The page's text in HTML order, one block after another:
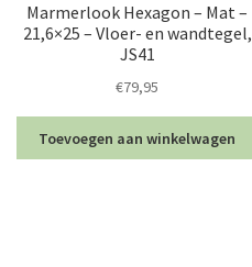
Marmerlook Hexagon – Mat –
21,6×25 – Vloer- en wandtegel,
JS41
€79,95
Toevoegen aan winkelwagen